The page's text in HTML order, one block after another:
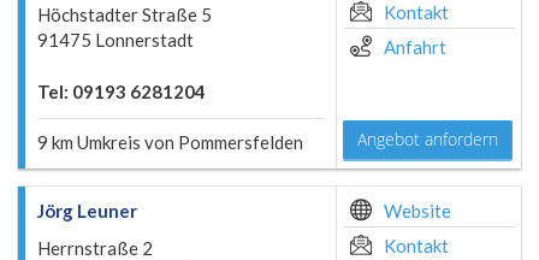
Höchstadter Straße 5
91475 Lonnerstadt
Tel: 09193 6281204
9 km Umkreis von Pommersfelden
Kontakt
Anfahrt
Angebot anfordern
Jörg Leuner
Herrnstraße 2
Website
Kontakt